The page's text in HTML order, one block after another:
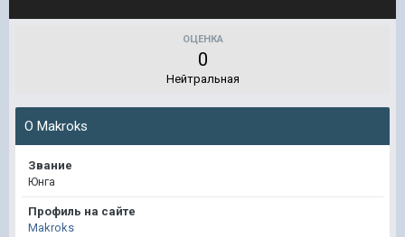
ОЦЕНКА
0
Нейтральная
О Makroks
Звание
Юнга
Профиль на сайте
Makroks